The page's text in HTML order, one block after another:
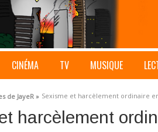
CINÉMA TV MUSIQUE
de JayeR » Sexisme et harcèlement ordinaire
harcèlement